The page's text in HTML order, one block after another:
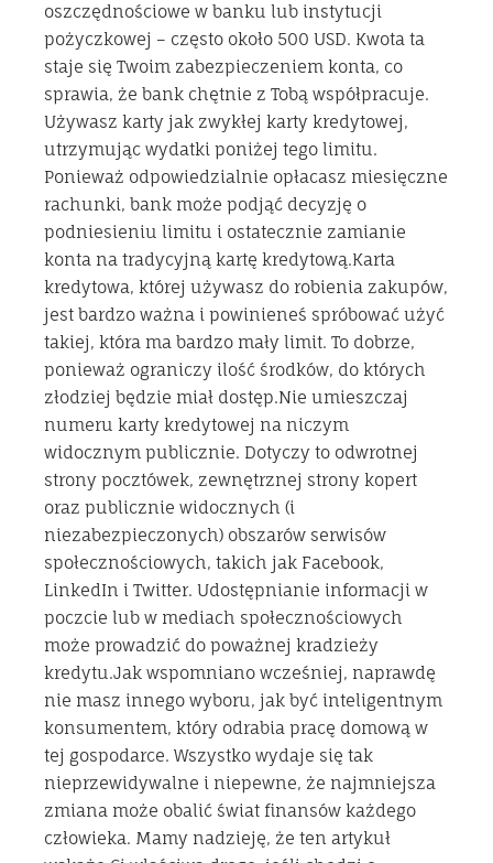
oszczędnościowe w banku lub instytucji
pożyczkowej – często około 500 USD. Kwota ta
staje się Twoim zabezpieczeniem konta, co
sprawia, że ​​bank chętnie z Tobą współpracuje.
Używasz karty jak zwykłej karty kredytowej,
utrzymując wydatki poniżej tego limitu.
Ponieważ odpowiedzialnie opłacasz miesięczne
rachunki, bank może podjąć decyzję o
podniesieniu limitu i ostatecznie zamianie
konta na tradycyjną kartę kredytową.Karta
kredytowa, której używasz do robienia zakupów,
jest bardzo ważna i powinieneś spróbować użyć
takiej, która ma bardzo mały limit. To dobrze,
ponieważ ograniczy ilość środków, do których
złodziej będzie miał dostęp.Nie umieszczaj
numeru karty kredytowej na niczym
widocznym publicznie. Dotyczy to odwrotnej
strony pocztówek, zewnętrznej strony kopert
oraz publicznie widocznych (i
niezabezpieczonych) obszarów serwisów
społecznościowych, takich jak Facebook,
LinkedIn i Twitter. Udostępnianie informacji w
poczcie lub w mediach społecznościowych
może prowadzić do poważnej kradzieży
kredytu.Jak wspomniano wcześniej, naprawdę
nie masz innego wyboru, jak być inteligentnym
konsumentem, który odrabia pracę domową w
tej gospodarce. Wszystko wydaje się tak
nieprzewidywalne i niepewne, że najmniejsza
zmiana może obalić świat finansów każdego
człowieka. Mamy nadzieję, że ten artykuł